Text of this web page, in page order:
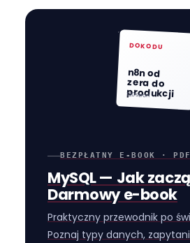
DOKODU
n8n od
zera do
produkcji
120 stron
BEZPŁATNY E-BOOK ·
MySQL — Jak
Darmowy e-book
Praktyczny przewodnik po
Poznaj typy danych,